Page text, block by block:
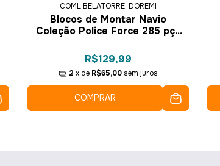
COML BELATORRE, DOREMI
Blocos de Montar Navio
Coleção Police Force 285 pçs
R$129,99
2 x de R$65,00 sem juros
COMPRAR